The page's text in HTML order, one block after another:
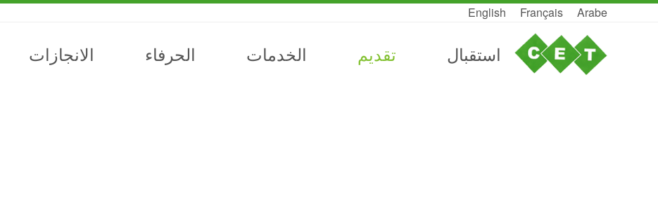
English Français Arabe
استقبال تقديم الخدمات الحرفاء الانجازات